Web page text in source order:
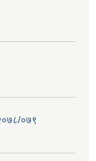
०७९